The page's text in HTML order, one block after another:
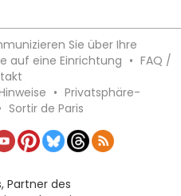
Sie über Ihre
auf eine Einrichtung • FAQ /
• Privatsphäre-
Sortir de Paris
Partner des